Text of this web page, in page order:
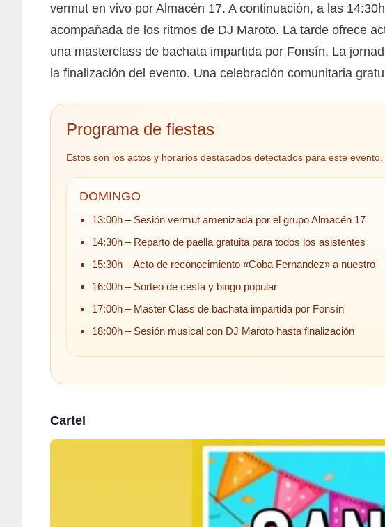
vermut en vivo por Almacén 17. A continuación, a las
acompañada de los ritmos de DJ Maroto. La tarde ofrece
una masterclass de bachata impartida por Fonsín. La
la finalización del evento. Una celebración comunitaria
Programa de fiestas
Estos son los actos y horarios destacados detectados para este evento.
DOMINGO
13:00h – Sesión vermut amenizada por el grupo Almacén 17
14:30h – Reparto de paella gratuita para todos los asistentes
15:30h – Acto de reconocimiento «Coba Fernandez» a nuestro
16:00h – Sorteo de cesta y bingo popular
17:00h – Master Class de bachata impartida por Fonsín
18:00h – Sesión musical con DJ Maroto hasta finalización
Cartel